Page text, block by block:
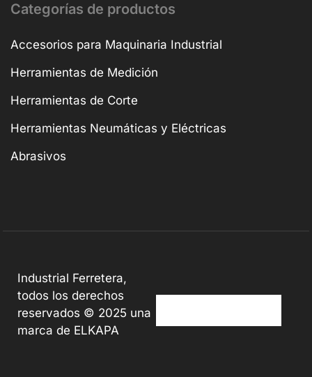
Categorías de productos
Accesorios para Maquinaria Industrial
Herramientas de Medición
Herramientas de Corte
Herramientas Neumáticas y Eléctricas
Abrasivos
Industrial Ferretera,
todos los derechos
reservados © 2025 una
marca de ELKAPA